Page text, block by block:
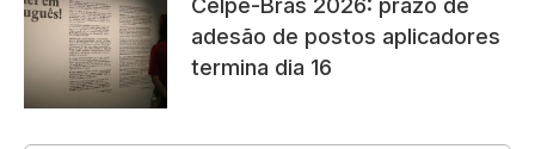
Celpe-Bras 2026: prazo de
adesão de postos aplicadores
termina dia 16